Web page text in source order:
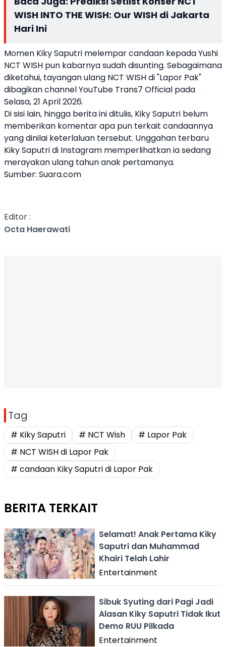
WISH INTO THE WISH: Our WISH di Jakarta
Hari Ini
Momen Kiky Saputri melempar candaan kepada Yushi
NCT WISH pun kabarnya sudah disunting. Sebagaimana
diketahui, tayangan ulang NCT WISH di "Lapor Pak"
dibagikan channel YouTube Trans7 Official pada
Selasa, 21 April 2026.
Di sisi lain, hingga berita ini ditulis, Kiky Saputri belum
memberikan komentar apa pun terkait candaannya
yang dinilai keterlaluan tersebut. Unggahan terbaru
Kiky Saputri di Instagram memperlihatkan ia sedang
merayakan ulang tahun anak pertamanya.
Sumber: Suara.com
Editor :
Octa Haerawati
Tag
# Kiky Saputri # NCT Wish
# Lapor Pak
# NCT WISH di Lapor Pak
# candaan Kiky Saputri di Lapor Pak
BERITA TERKAIT
Selamat! Anak Pertama Kiky
Saputri dan Muhammad
Khairi Telah Lahir
Entertainment
Sibuk Syuting dari Pagi Jadi
Alasan Kiky Saputri Tidak Ikut
Demo RUU Pilkada
Entertainment